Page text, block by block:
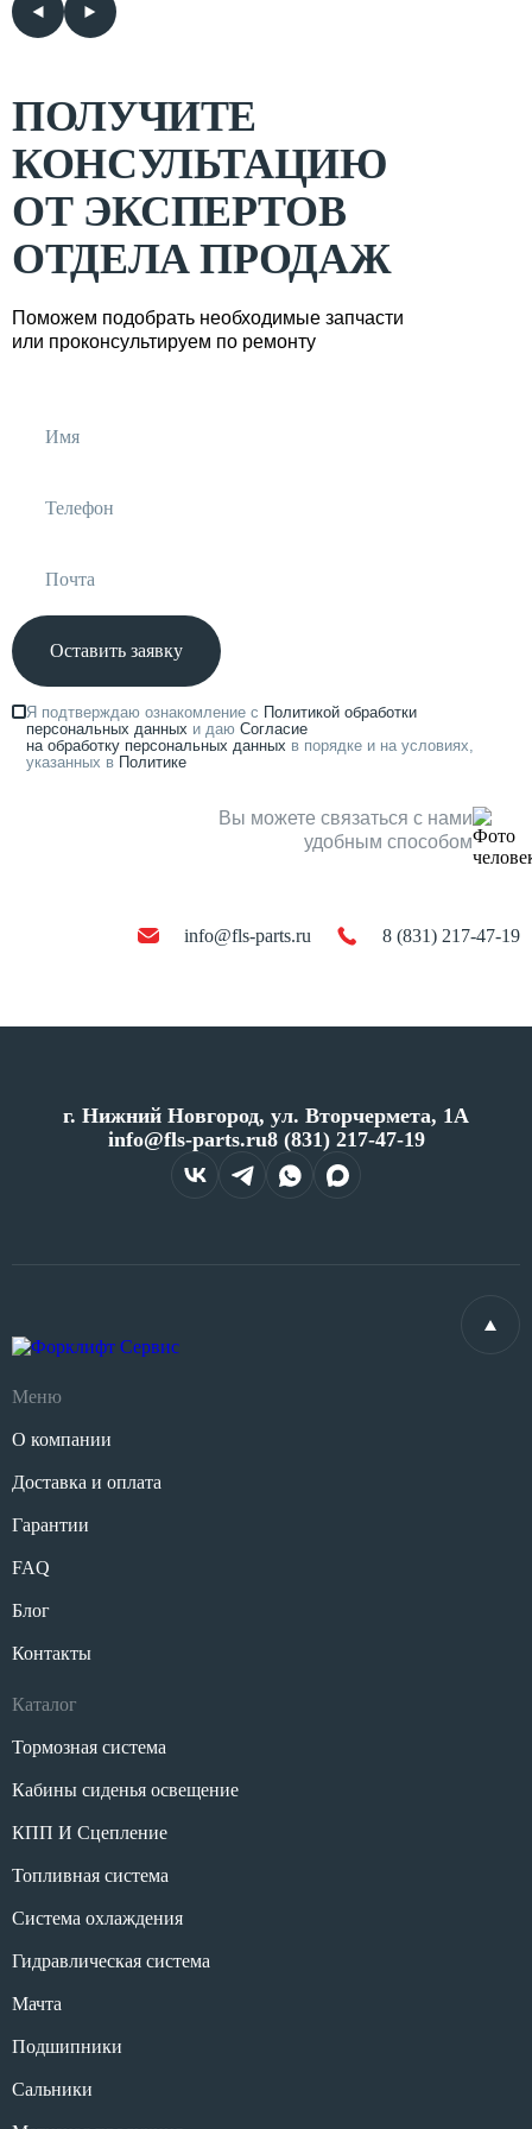
ПОЛУЧИТЕ
КОНСУЛЬТАЦИЮ
ОТ ЭКСПЕРТОВ
ОТДЕЛА ПРОДАЖ
Поможем подобрать необходимые запчасти
или проконсультируем по ремонту
Оставить заявку
Я подтверждаю ознакомление с Политикой обработки
персональных данных и даю Согласие
на обработку персональных данных в порядке и на условиях,
указанных в Политике
Вы можете связаться с нами
удобным способом
info@fls-parts.ru 8 (831) 217-47-19
г. Нижний Новгород, ул. Вторчермета, 1А
info@fls-parts.ru8 (831) 217-47-19
Меню
О компании
Доставка и оплата
Гарантии
FAQ
Блог
Контакты
Каталог
Тормозная система
Кабины сиденья освещение
КПП И Сцепление
Топливная система
Система охлаждения
Гидравлическая система
Мачта
Подшипники
Сальники